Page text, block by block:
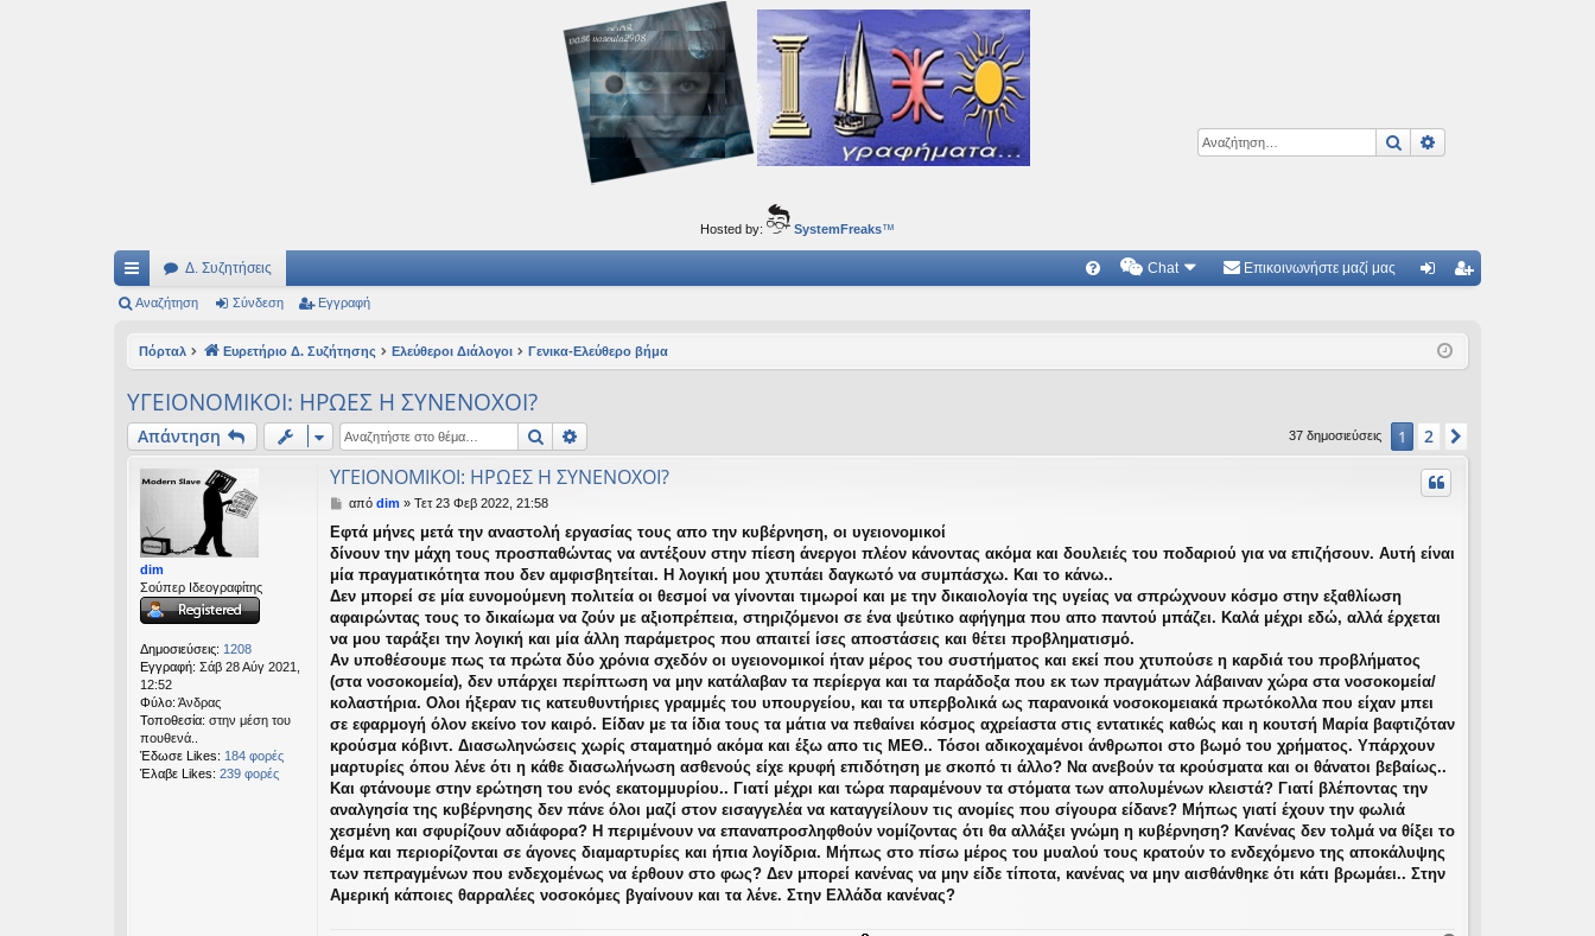
Αναζήτηση
Αυτός ο τόπος φιλοδοξεί να ανοίγει μονοπάτια για τα συναρπαστικά και όμορφα ταξίδια του νού...
Hosted by: SystemFreaks™
Γ
ρή
συ
Δ. Συζητήσεις Chat Επικοινωνήστε μαζί μας
ρα
Αναζήτηση Σύνδεση Εγγραφή
Πόρταλ Ευρετήριο Δ. Συζήτησης Ελεύθεροι Διάλογοι Γενικα-Ελεύθερο βήμα
ΥΓΕΙΟΝΟΜΙΚΟΙ: ΗΡΩΕΣ Η ΣΥΝΕΝΟΧΟΙ?
Απάντηση Αναζήτηση 37 δημοσιεύσεις 1 2
dim
Σούπερ Ιδεογραφίτης
Δημοσιεύσεις: 1208
Εγγραφή: Σάβ 28 Αύγ 2021,
12:52
Φύλο: Άνδρας
Τοποθεσία: στην μέση του
πουθενά..
Έδωσε Likes: 184 φορές
Έλαβε Likes: 239 φορές
ΥΓΕΙΟΝΟΜΙΚΟΙ: ΗΡΩΕΣ Η ΣΥΝΕΝΟΧΟΙ?
Δ
μ
ο
σ
ί
υ
σ
η
από dim » Τετ 23 Φεβ 2022, 21:58
Εφτά μήνες μετά την αναστολή εργασίας τους απο την κυβέρνηση, οι υγειονομικοί
δίνουν την μάχη τους προσπαθώντας να αντέξουν στην πίεση άνεργοι πλέον κάνοντας ακόμα και δουλειές του ποδαριού για να επιζήσουν. Αυτή είναι
μία πραγματικότητα που δεν αμφισβητείται. Η λογική μου χτυπάει δαγκωτό να συμπάσχω. Και το κάνω..
Δεν μπορεί σε μία ευνομούμενη πολιτεία οι θεσμοί να γίνονται τιμωροί και με την δικαιολογία της υγείας να σπρώχνουν κόσμο στην εξαθλίωση
αφαιρώντας τους το δικαίωμα να ζούν με αξιοπρέπεια, στηριζόμενοι σε ένα ψεύτικο αφήγημα που απο παντού μπάζει. Καλά μέχρι εδώ, αλλά έρχεται
να μου ταράξει την λογική και μία άλλη παράμετρος που απαιτεί ίσες αποστάσεις και θέτει προβληματισμό.
Αν υποθέσουμε πως τα πρώτα δύο χρόνια σχεδόν οι υγειονομικοί ήταν μέρος του συστήματος και εκεί που χτυπούσε η καρδιά του προβλήματος
(στα νοσοκομεία), δεν υπάρχει περίπτωση να μην κατάλαβαν τα περίεργα και τα παράδοξα που εκ των πραγμάτων λάβαιναν χώρα στα νοσοκομεία/
κολαστήρια. Ολοι ήξεραν τις κατευθυντήριες γραμμές του υπουργείου, και τα υπερβολικά ως παρανοικά νοσοκομειακά πρωτόκολλα που είχαν μπει
σε εφαρμογή όλον εκείνο τον καιρό. Είδαν με τα ίδια τους τα μάτια να πεθαίνει κόσμος αχρείαστα στις εντατικές καθώς και η κουτσή Μαρία βαφτιζόταν
κρούσμα κόβιντ. Διασωληνώσεις χωρίς σταματημό ακόμα και έξω απο τις ΜΕΘ.. Τόσοι αδικοχαμένοι άνθρωποι στο βωμό του χρήματος. Υπάρχουν
μαρτυρίες όπου λένε ότι η κάθε διασωλήνωση ασθενούς είχε κρυφή επιδότηση με σκοπό τι άλλο? Να ανεβούν τα κρούσματα και οι θάνατοι βεβαίως..
Και φτάνουμε στην ερώτηση του ενός εκατομμυρίου.. Γιατί μέχρι και τώρα παραμένουν τα στόματα των απολυμένων κλειστά? Γιατί βλέποντας την
αναλγησία της κυβέρνησης δεν πάνε όλοι μαζί στον εισαγγελέα να καταγγείλουν τις ανομίες που σίγουρα είδανε? Μήπως γιατί έχουν την φωλιά
χεσμένη και σφυρίζουν αδιάφορα? Η περιμένουν να επαναπροσληφθούν νομίζοντας ότι θα αλλάξει γνώμη η κυβέρνηση? Κανένας δεν τολμά να θίξει το
θέμα και περιορίζονται σε άγονες διαμαρτυρίες και ήπια λογίδρια. Μήπως στο πίσω μέρος του μυαλού τους κρατούν το ενδεχόμενο της αποκάλυψης
των πεπραγμένων που ενδεχομένως να έρθουν στο φως? Δεν μπορεί κανένας να μην είδε τίποτα, κανένας να μην αισθάνθηκε ότι κάτι βρωμάει.. Στην
Αμερική κάποιες θαρραλέες νοσοκόμες βγαίνουν και τα λένε. Στην Ελλάδα κανένας?